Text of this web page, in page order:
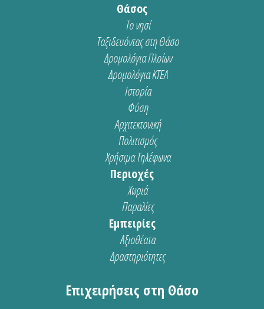
Θάσος
Το νησί
Ταξιδευόντας στη Θάσο
Δρομολόγια Πλοίων
Δρομολόγια ΚΤΕΛ
Ιστορία
Φύση
Αρχιτεκτονική
Πολιτισμός
Χρήσιμα Τηλέφωνα
Περιοχές
Χωριά
Παραλίες
Εμπειρίες
Αξιοθέατα
Δραστηριότητες
Επιχειρήσεις στη Θάσο